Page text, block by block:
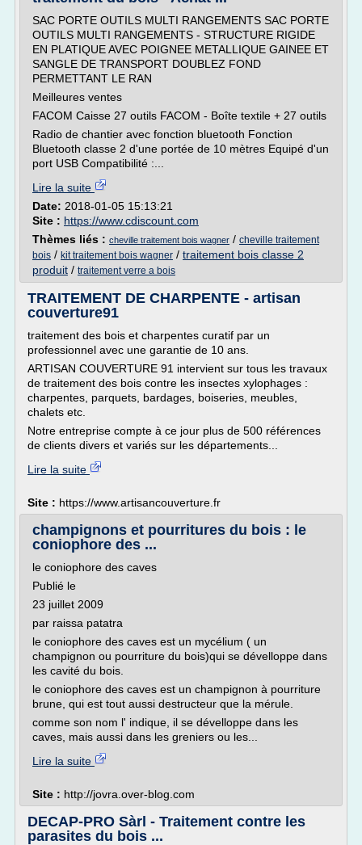
SAC PORTE OUTILS MULTI RANGEMENTS SAC PORTE
OUTILS MULTI RANGEMENTS - STRUCTURE RIGIDE
EN PLATIQUE AVEC POIGNEE METALLIQUE GAINEE ET
SANGLE DE TRANSPORT DOUBLEZ FOND
PERMETTANT LE RAN
Meilleures ventes
FACOM Caisse 27 outils FACOM - Boîte textile + 27 outils
Radio de chantier avec fonction bluetooth Fonction
Bluetooth classe 2 d'une portée de 10 mètres Equipé d'un
port USB Compatibilité :...
Lire la suite
Date: 2018-01-05 15:13:21
Site : https://www.cdiscount.com
Thèmes liés : cheville traitement bois wagner / cheville traitement
bois / kit traitement bois wagner / traitement bois classe 2
produit / traitement verre a bois
TRAITEMENT DE CHARPENTE - artisan
couverture91
traitement des bois et charpentes curatif par un
professionnel avec une garantie de 10 ans.
ARTISAN COUVERTURE 91 intervient sur tous les travaux
de traitement des bois contre les insectes xylophages :
charpentes, parquets, bardages, boiseries, meubles,
chalets etc.
Notre entreprise compte à ce jour plus de 500 références
de clients divers et variés sur les départements...
Lire la suite
Site : https://www.artisancouverture.fr
champignons et pourritures du bois : le
coniophore des ...
le coniophore des caves
Publié le
23 juillet 2009
par raissa patatra
le coniophore des caves est un mycélium ( un
champignon ou pourriture du bois)qui se dévelloppe dans
les cavité du bois.
le coniophore des caves est un champignon à pourriture
brune, qui est tout aussi destructeur que la mérule.
comme son nom l' indique, il se dévelloppe dans les
caves, mais aussi dans les greniers ou les...
Lire la suite
Site : http://jovra.over-blog.com
DECAP-PRO Sàrl - Traitement contre les
parasites du bois ...